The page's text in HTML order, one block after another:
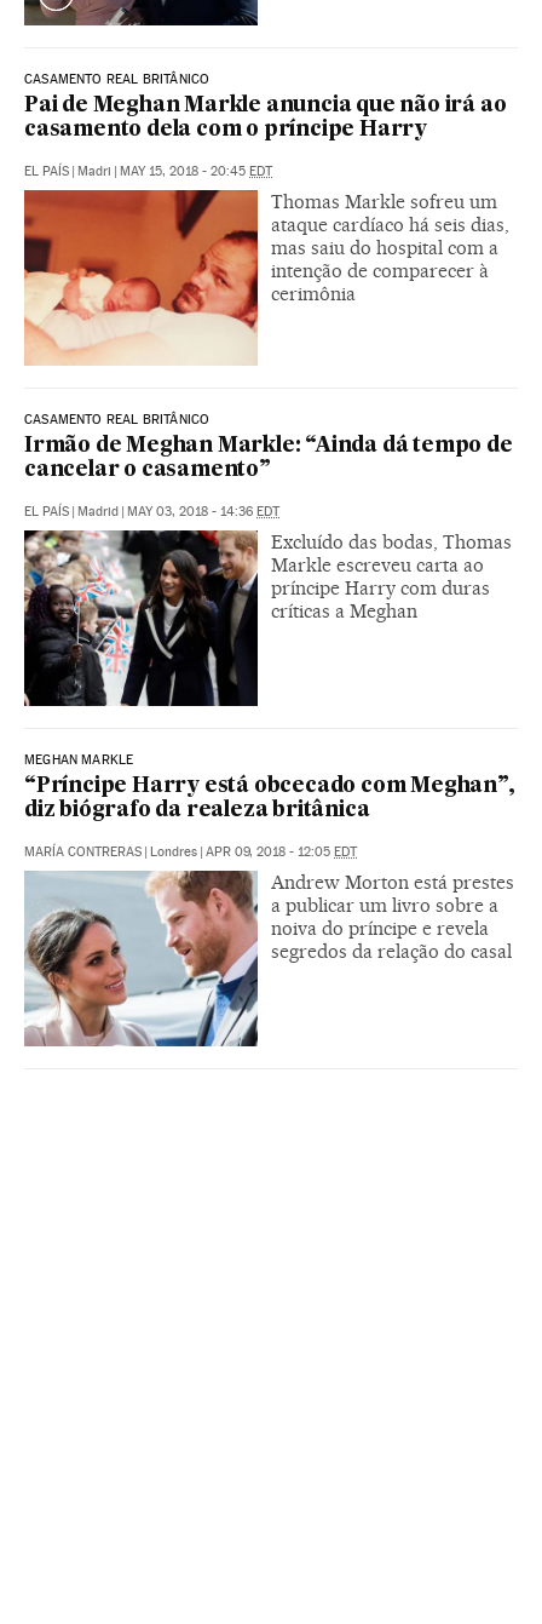
CASAMENTO REAL BRITÂNICO
Pai de Meghan Markle anuncia que não irá ao
casamento dela com o príncipe Harry
EL PAÍS | Madri | MAY 15, 2018 - 20:45 EDT
Thomas Markle sofreu um
ataque cardíaco há seis dias,
mas saiu do hospital com a
intenção de comparecer à
cerimônia
CASAMENTO REAL BRITÂNICO
Irmão de Meghan Markle: “Ainda dá tempo de
cancelar o casamento”
EL PAÍS | Madrid | MAY 03, 2018 - 14:36 EDT
Excluído das bodas, Thomas
Markle escreveu carta ao
príncipe Harry com duras
críticas a Meghan
MEGHAN MARKLE
“Príncipe Harry está obcecado com Meghan”,
diz biógrafo da realeza britânica
MARÍA CONTRERAS | Londres | APR 09, 2018 - 12:05 EDT
Andrew Morton está prestes
a publicar um livro sobre a
noiva do príncipe e revela
segredos da relação do casal